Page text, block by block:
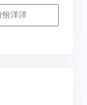
纷洋洋